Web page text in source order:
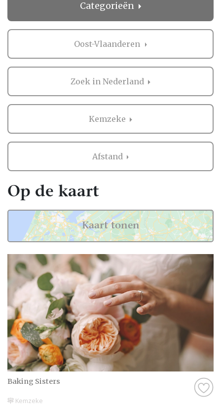
Categorieën
Oost-Vlaanderen
Zoek in Nederland
Kemzeke
Afstand
Baking Sisters
Kemzeke
Op de kaart
Kaart tonen